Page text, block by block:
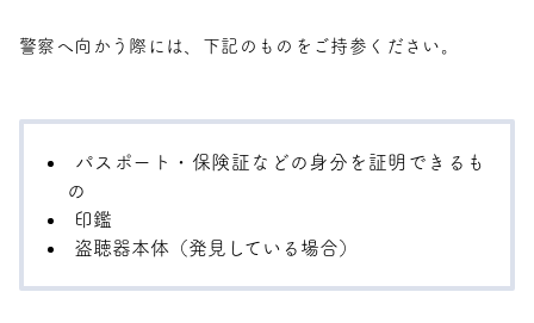
警察へ向かう際には、下記のものをご持参ください。
パスポート・保険証などの身分を証明できるも
の
印鑑
盗聴器本体（発見している場合）